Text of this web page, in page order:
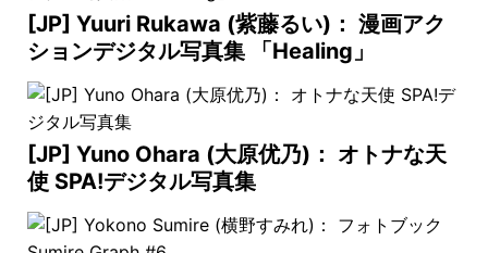
[JP] Yuuri Rukawa (紫藤るい)： 漫画アク
ションデジタル写真集 「Healing」
[JP] Yuno Ohara (大原优乃)： オトナな天
使 SPA!デジタル写真集